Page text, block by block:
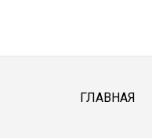
ГЛАВНАЯ